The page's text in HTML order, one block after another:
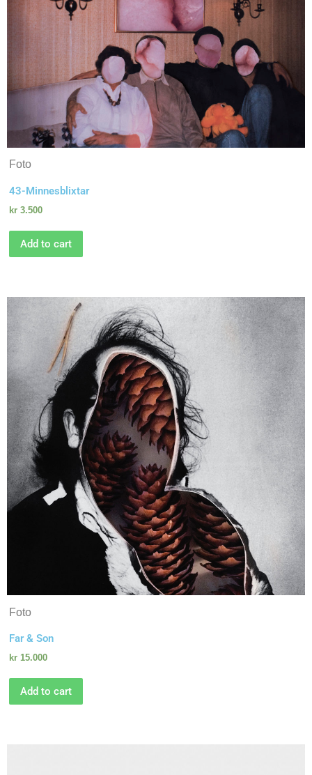
Foto
43-Minnesblixtar
kr3.500
Add to cart
Foto
Far & Son
kr15.000
Add to cart